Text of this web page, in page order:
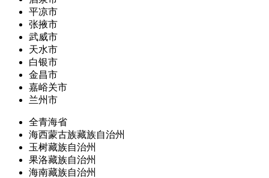
平凉市
张掖市
武威市
天水市
白银市
金昌市
嘉峪关市
兰州市
全青海省
海西蒙古族藏族自治州
玉树藏族自治州
果洛藏族自治州
海南藏族自治州